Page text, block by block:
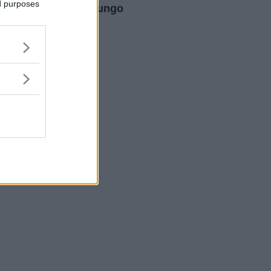
purposes
non sempre raggiungo
Sponsorizzato Da